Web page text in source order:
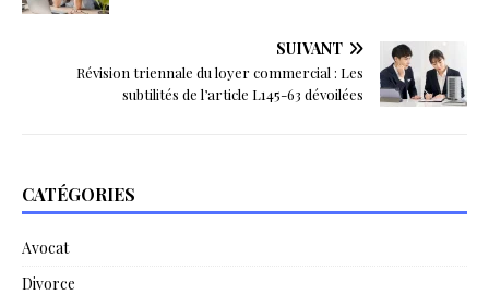
SUIVANT
Révision triennale du loyer commercial : Les
subtilités de l’article L145-63 dévoilées
CATÉGORIES
Avocat
Divorce